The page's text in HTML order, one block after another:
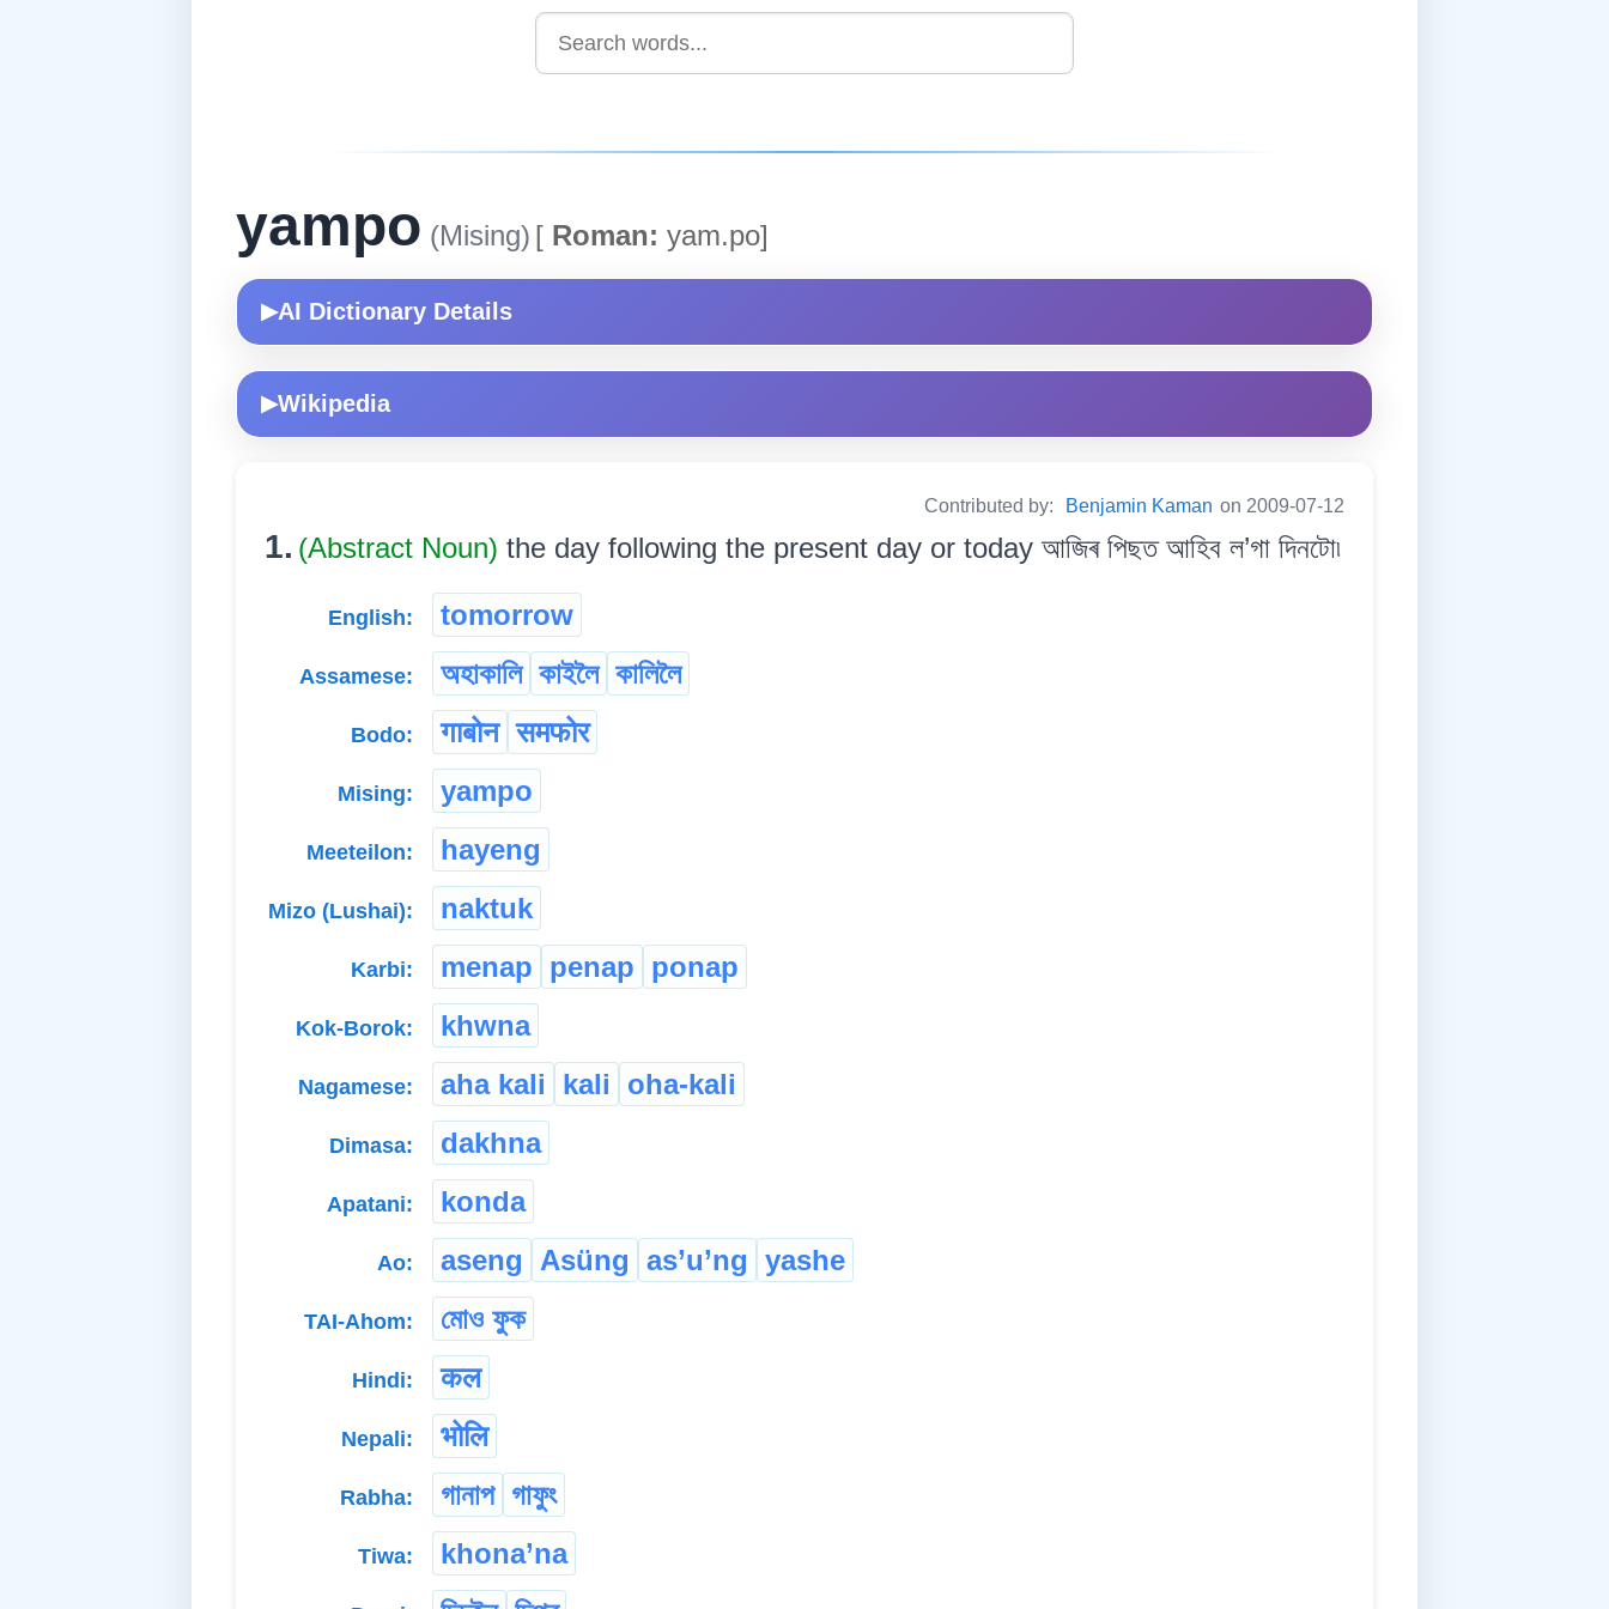
yampo (Mising) [ Roman: yam.po]
▶AI Dictionary Details
▶Wikipedia
Contributed by: Benjamin Kaman on 2009-07-12
1. (Abstract Noun) the day following the present day or today আজিৰ পিছত আহিব ল’গা দিনটো৷
English: tomorrow
Assamese: অহাকালি কাইলৈ কালিলৈ
Bodo: गाबोन समफोर
Mising: yampo
Meeteilon: hayeng
Mizo (Lushai): naktuk
Karbi: menap penap ponap
Kok-Borok: khwna
Nagamese: aha kali kali oha-kali
Dimasa: dakhna
Apatani: konda
Ao: aseng Asüng as’u’ng yashe
TAI-Ahom: মোও ফুক
Hindi: कल
Nepali: भोलि
Rabha: গানাপ গাফুং
Tiwa: khona’na